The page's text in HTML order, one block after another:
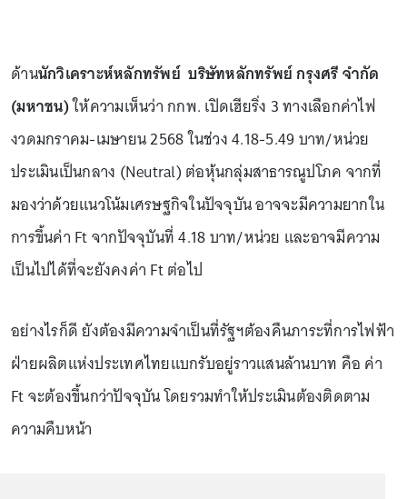
ด้านนักวิเคราะห์หลักทรัพย์ บริษัทหลักทรัพย์ กรุงศรี จำกัด
(มหาชน)ให้ความเห็นว่า กกพ. เปิดเฮียริ่ง 3 ทางเลือกค่าไฟ
งวดมกราคม-เมษายน 2568 ในช่วง 4.18-5.49 บาท/หน่วย
ประเมินเป็นกลาง (Neutral) ต่อหุ้นกลุ่มสาธารณูปโภค จากที่
มองว่าด้วยแนวโน้มเศรษฐกิจในปัจจุบัน อาจจะมีความยากใน
การขึ้นค่า Ft จากปัจจุบันที่ 4.18 บาท/หน่วย และอาจมีความ
เป็นไปได้ที่จะยังคงค่า Ft ต่อไป
อย่างไรก็ดี ยังต้องมีความจำเป็นที่รัฐฯต้องคืนภาระที่การไฟฟ้า
ฝ่ายผลิตแห่งประเทศไทยแบกรับอยู่ราวแสนล้านบาท คือ ค่า
Ft จะต้องขึ้นกว่าปัจจุบัน โดยรวมทำให้ประเมินต้องติดตาม
ความคืบหน้า